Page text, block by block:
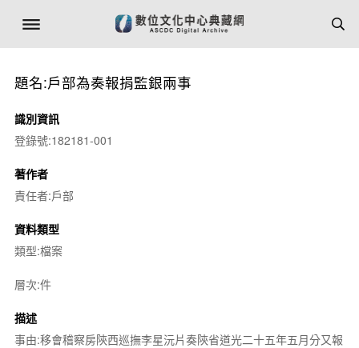
題名:戶部為奏報捐監銀兩事
識別資訊
登錄號:182181-001
著作者
責任者:戶部
資料類型
類型:檔案
層次:件
描述
事由:移會稽察房陝西巡撫李星沅片奏陝省道光二十五年五月分又報